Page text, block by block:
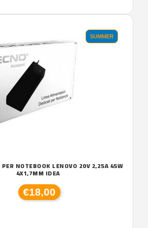
SUMMER
NOTEBOOK LENOVO 20V 2,25A 45W
4X1,7MM IDEA
€18,00